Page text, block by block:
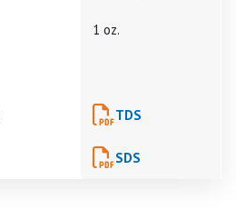
1 oz.
TDS
SDS